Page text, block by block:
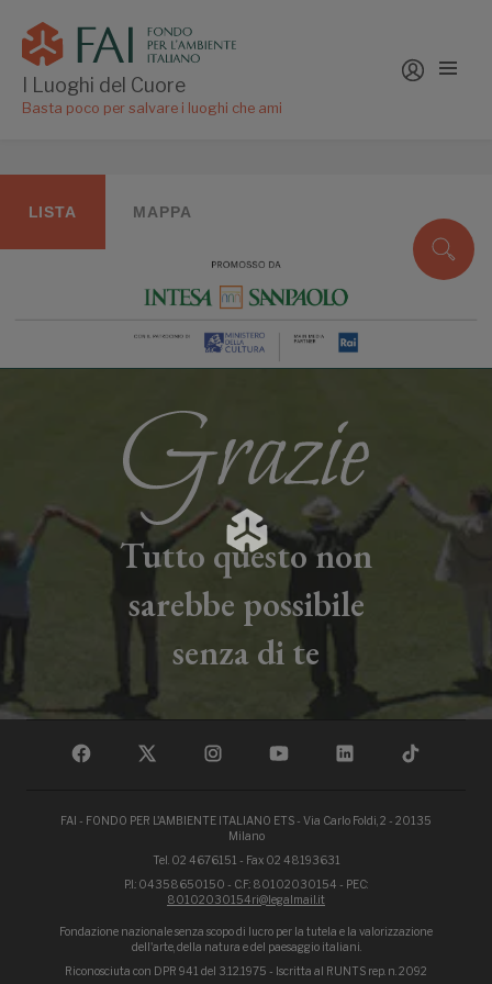
I Luoghi del Cuore
Basta poco per salvare i luoghi che ami
LISTA MAPPA
Tutto questo non
sarebbe possibile
senza di te
FAI - FONDO PER L'AMBIENTE ITALIANO ETS - Via Carlo Foldi, 2 - 20135
Milano
Tel. 02 4676151 - Fax 02 48193631
P.I.: 04358650150 - C.F.: 80102030154 - PEC:
80102030154ri@legalmail.it
Fondazione nazionale senza scopo di lucro per la tutela e la valorizzazione
dell'arte, della natura e del paesaggio italiani.
Riconosciuta con DPR 941 del 3.12.1975 - Iscritta al RUNTS rep. n. 2092